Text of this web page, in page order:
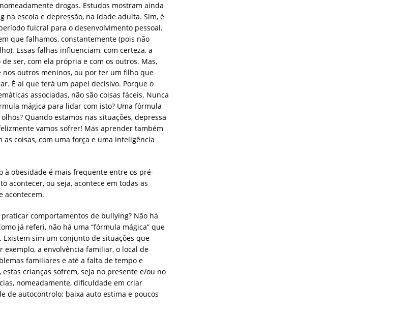
drogas. Estudos mostram ainda
escola e depressão, na idade adulta. Sim, é
fulcral para o desenvolvimento pessoal.
que falhamos, constantemente (pois não
Essas falhas influenciam, com certeza, a
ser, com ela própria e com os outros. Mas,
outros meninos, ou por ter um filho que
É aí que terá um papel decisivo. Porque o
associadas, não são coisas fáceis. Nunca
mágica para lidar com isto? Uma fórmula
Quando estamos nas situações, depressa
vamos sofrer! Mas aprender também
coisas, com uma força e uma inteligência
à obesidade é mais frequente entre os pré-
acontecer, ou seja, acontece em todas as
acontecem.
comportamentos de bullying? Não há
já referi, não há uma “fórmula mágica” que
sim um conjunto de situações que
a envolvência familiar, o local de
familiares e até a falta de tempo e
crianças sofrem, seja no presente e/ou no
nomeadamente, dificuldade em criar
de autocontrolo; baixa auto estima e poucos